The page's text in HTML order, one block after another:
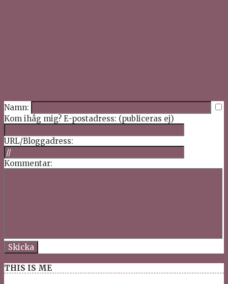
Namn:
Kom ihåg mig? E-postadress: (publiceras ej)
URL/Bloggadress:
Kommentar:
THIS IS ME